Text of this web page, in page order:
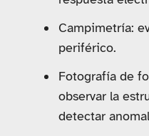
Campimetría:
periférico.
Fotografía de
observar la
detectar